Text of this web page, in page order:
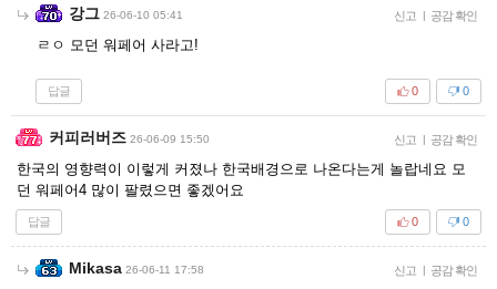
강그 26-06-10 05:41 신고 | 공감 확인
ㄹㅇ 모던 워페어 사라고!
답글 0
0
커피러버즈 26-06-09 15:50 신고 | 공감 확인
한국의 영향력이 이렇게 커졌나 한국배경으로 나온다는게 놀랍네요 모
던 워페어4 많이 팔렸으면 좋겠어요
답글 0
0
Mikasa 26-06-11 17:58 신고 | 공감 확인